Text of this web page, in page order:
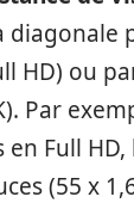
HD) ou
Par
en Full
(55 x